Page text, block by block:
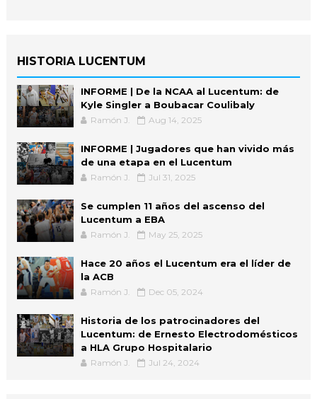
HISTORIA LUCENTUM
INFORME | De la NCAA al Lucentum: de
Kyle Singler a Boubacar Coulibaly
Ramón J. Aug 14, 2025
INFORME | Jugadores que han vivido más
de una etapa en el Lucentum
Ramón J. Jul 31, 2025
Se cumplen 11 años del ascenso del
Lucentum a EBA
Ramón J. May 25, 2025
Hace 20 años el Lucentum era el líder de
la ACB
Ramón J. Dec 05, 2024
Historia de los patrocinadores del
Lucentum: de Ernesto Electrodomésticos
a HLA Grupo Hospitalario
Ramón J. Jul 24, 2024